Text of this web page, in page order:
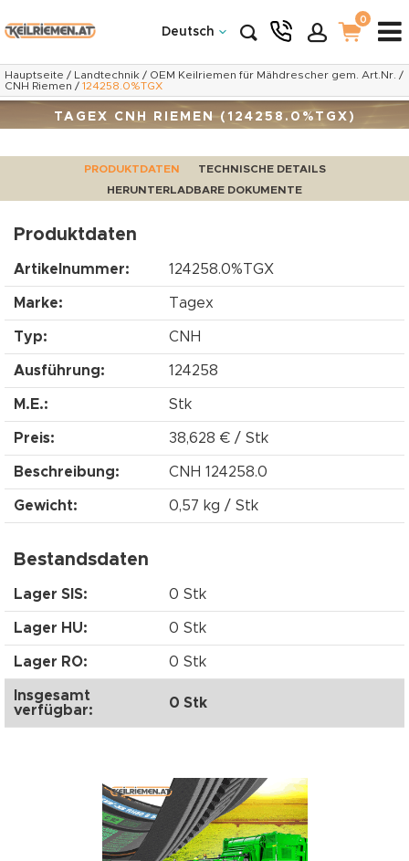
Deutsch
0
Hauptseite / Landtechnik / OEM Keilriemen für Mähdrescher gem. Art.Nr. /
CNH Riemen / 124258.0%TGX
TAGEX CNH RIEMEN (124258.0%TGX)
PRODUKTDATEN
TECHNISCHE DETAILS
HERUNTERLADBARE DOKUMENTE
Produktdaten
Artikelnummer: 124258.0%TGX
Marke: Tagex
Typ: CNH
Ausführung: 124258
M.E.: Stk
Preis: 38,628 € / Stk
Beschreibung: CNH 124258.0
Gewicht: 0,57 kg / Stk
Bestandsdaten
Lager SIS: 0 Stk
Lager HU: 0 Stk
Lager RO: 0 Stk
Insgesamt
verfügbar:
0 Stk